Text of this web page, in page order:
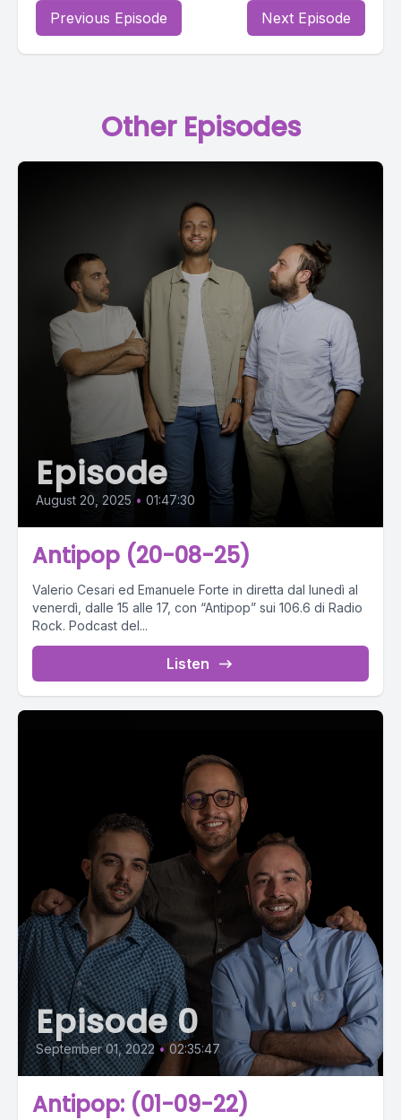
Previous Episode Next Episode
Other Episodes
Episode
August 20, 2025 • 01:47:30
Antipop (20-08-25)
Valerio Cesari ed Emanuele Forte in diretta dal lunedì al
venerdì, dalle 15 alle 17, con “Antipop” sui 106.6 di Radio
Rock. Podcast del...
Listen
Episode 0
September 01, 2022 • 02:35:47
Antipop: (01-09-22)